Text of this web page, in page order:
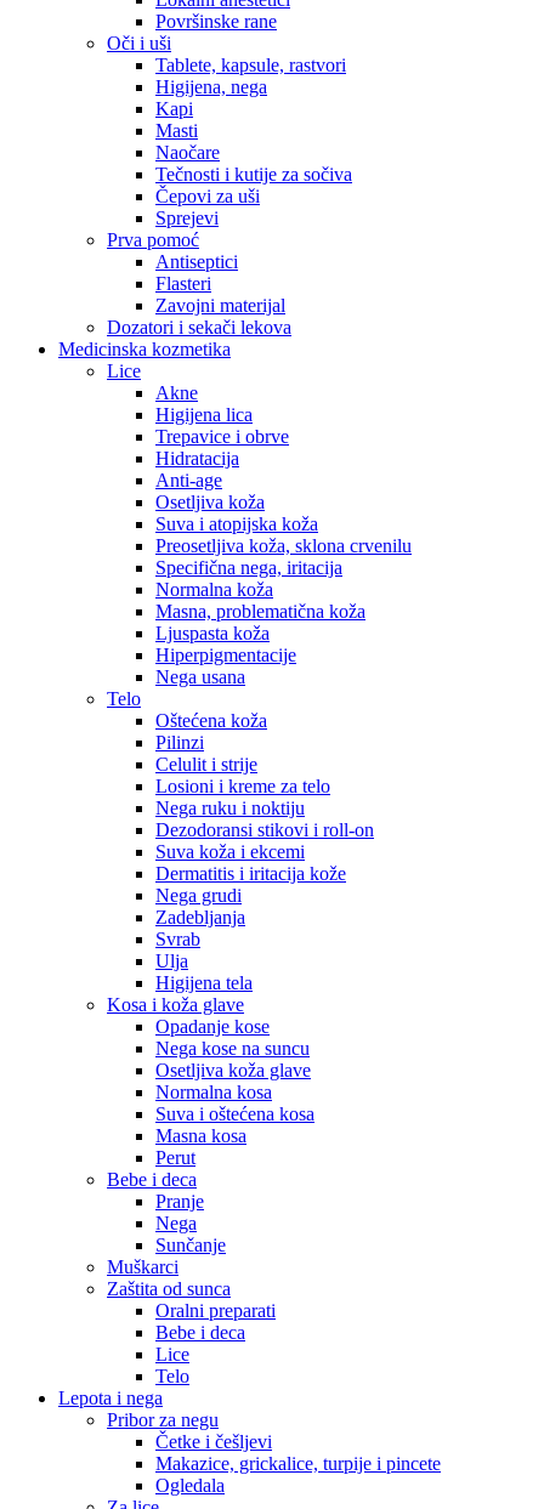
Površinske rane
Oči i uši
Tablete, kapsule, rastvori
Higijena, nega
Kapi
Masti
Naočare
Tečnosti i kutije za sočiva
Čepovi za uši
Sprejevi
Prva pomoć
Antiseptici
Flasteri
Zavojni materijal
Dozatori i sekači lekova
Medicinska kozmetika
Lice
Akne
Higijena lica
Trepavice i obrve
Hidratacija
Anti-age
Osetljiva koža
Suva i atopijska koža
Preosetljiva koža, sklona crvenilu
Specifična nega, iritacija
Normalna koža
Masna, problematična koža
Ljuspasta koža
Hiperpigmentacije
Nega usana
Telo
Oštećena koža
Pilinzi
Celulit i strije
Losioni i kreme za telo
Nega ruku i noktiju
Dezodoransi stikovi i roll-on
Suva koža i ekcemi
Dermatitis i iritacija kože
Nega grudi
Zadebljanja
Svrab
Ulja
Higijena tela
Kosa i koža glave
Opadanje kose
Nega kose na suncu
Osetljiva koža glave
Normalna kosa
Suva i oštećena kosa
Masna kosa
Perut
Bebe i deca
Pranje
Nega
Sunčanje
Muškarci
Zaštita od sunca
Oralni preparati
Bebe i deca
Lice
Telo
Lepota i nega
Pribor za negu
Četke i češljevi
Makazice, grickalice, turpije i pincete
Ogledala